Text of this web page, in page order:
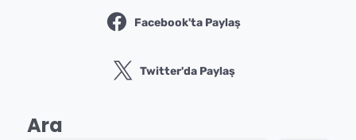
Facebook'ta Paylaş
Twitter'da Paylaş
Ara